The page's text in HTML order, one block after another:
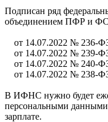
Подписан ряд
объединением ПФР и
от 14.07.2022 № 236-
от 14.07.2022 № 239-
от 14.07.2022 № 240-
от 14.07.2022 № 238-
В ИФНС нужно будет
персональными
зарплате.